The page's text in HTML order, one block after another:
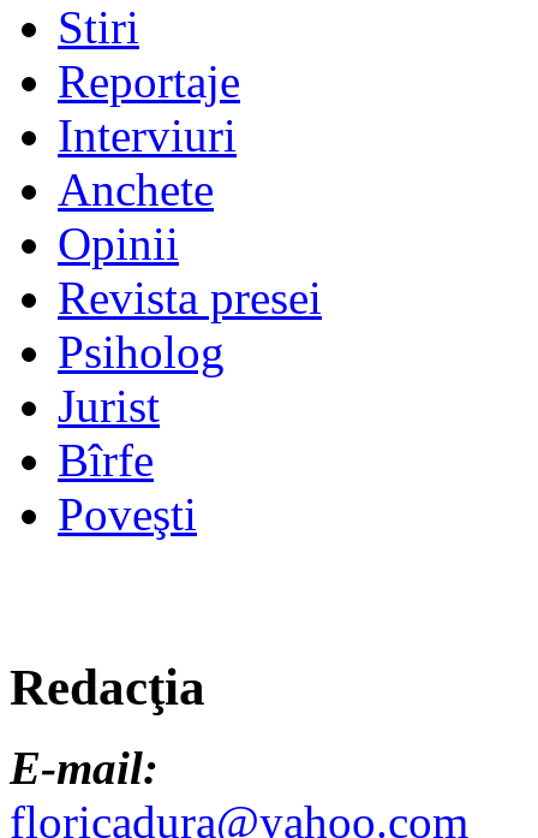
Stiri
Reportaje
Interviuri
Anchete
Opinii
Revista presei
Psiholog
Jurist
Bîrfe
Poveşti
Redacţia
E-mail:
floricadura@yahoo.com